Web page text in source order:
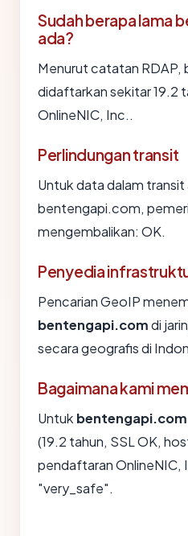
Sudah berapa lama
ada?
Menurut catatan
didaftarkan sekitar 19.2
OnlineNIC, Inc..
Perlindungan transit
Untuk data dalam
bentengapi.com,
mengembalikan: OK.
Penyedia
Pencarian GeoIP
bentengapi.comdi
secara geografis di
Bagaimana kami
Untuk bentengapi.com
(19.2 tahun, SSL OK,
pendaftaran OnlineNIC,
"very_safe".